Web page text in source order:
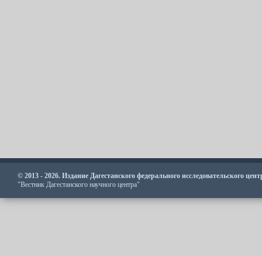
© 2013 - 2026. Издание Дагестанского федерального исследовательского
"Вестник Дагестанского научного центра"